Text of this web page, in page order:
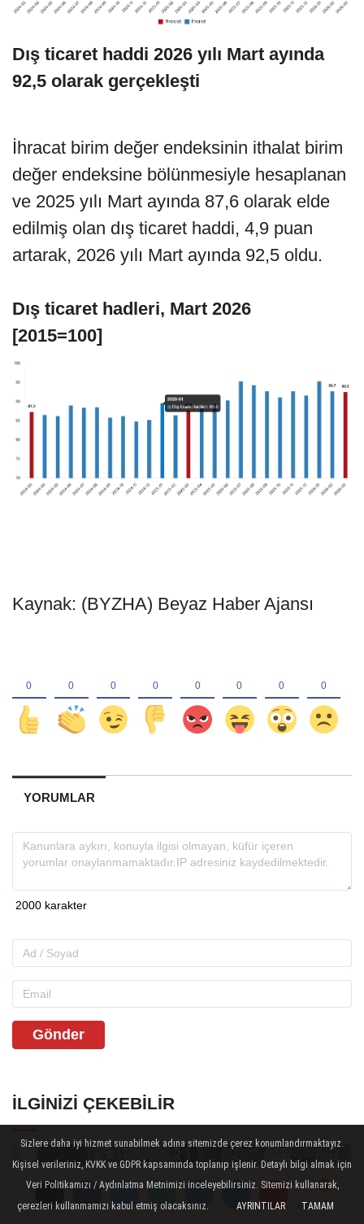
Yorumlar
Yorumlar
Dış ticaret haddi 2026 yılı Mart ayında
92,5 olarak gerçekleşti
İhracat birim değer endeksinin ithalat birim
değer endeksine bölünmesiyle hesaplanan
ve 2025 yılı Mart ayında 87,6 olarak elde
edilmiş olan dış ticaret haddi, 4,9 puan
artarak, 2026 yılı Mart ayında 92,5 oldu.
Dış ticaret hadleri, Mart 2026
[2015=100]
Kaynak: (BYZHA) Beyaz Haber Ajansı
YORUMLAR
Gönder
İLGINIZI ÇEKEBILIR
Sizlere daha iyi hizmet sunabilmek adına sitemizde çerez konumlandırmaktayız.
Kişisel verileriniz, KVKK ve GDPR kapsamında toplanıp işlenir. Detaylı bilgi almak için
Veri Politikamızı / Aydınlatma Metnimizi inceleyebilirsiniz. Sitemizi kullanarak,
çerezleri kullanmamızı kabul etmiş olacaksınız.
AYRINTILAR TAMAM